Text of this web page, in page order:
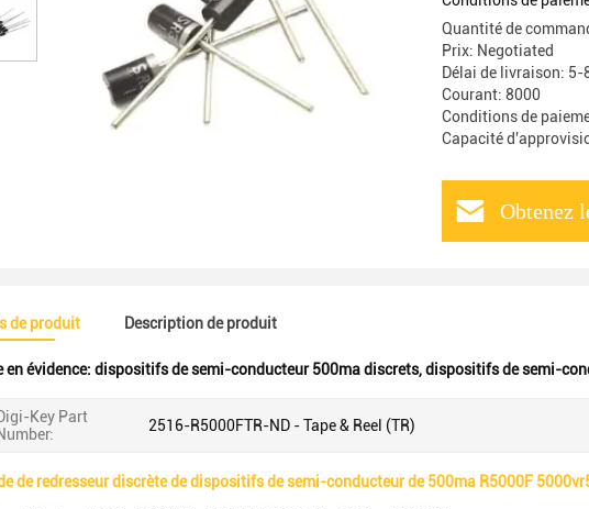
Quantité de
Prix: Negotiated
Délai de livraison: 5-
Courant: 8000
Conditions de
Capacité
Obtenez
de produit Description de produit
en évidence: dispositifs de semi-conducteur 500ma discrets,dispositifs de semi-
Key Part
2516-R5000FTR-ND - Tape & Reel (TR)
de redresseur discrète de dispositifs de semi-conducteur de 500ma R5000F